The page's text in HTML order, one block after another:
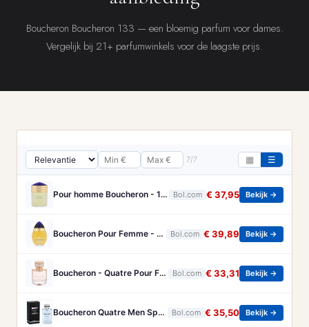
Boucheron Boucheron 133 — een bloemig parfum voor dames.
Vergelijk bij 21+ parfumwinkels voor de laagste prijs.
7/7 ▦ ☰
Pour homme Boucheron - 100 ml - Eau de parfum Bol.com € 37,95 Bekijk →
Boucheron Pour Femme - 100ml - Eau de toilette Bol.com € 39,89 Bekijk →
Boucheron - Quatre Pour Femme - Eau De Parfum - 50ML Bol.com € 33,31 Bekijk →
Boucheron Quatre Men Spray - 100 ml - Eau De Toilette Bol.com € 35,50 Bekijk →